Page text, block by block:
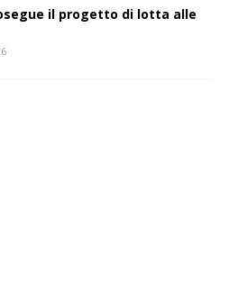
il progetto di lotta alle